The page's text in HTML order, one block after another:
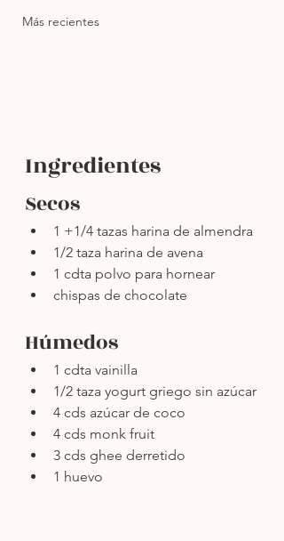
Más recientes
Ingredientes
Secos
1 +1/4 tazas harina de almendra
1/2 taza harina de avena
1 cdta polvo para hornear
chispas de chocolate
Húmedos
1 cdta vainilla
1/2 taza yogurt griego sin azúcar
4 cds azúcar de coco
4 cds monk fruit
3 cds ghee derretido
1 huevo